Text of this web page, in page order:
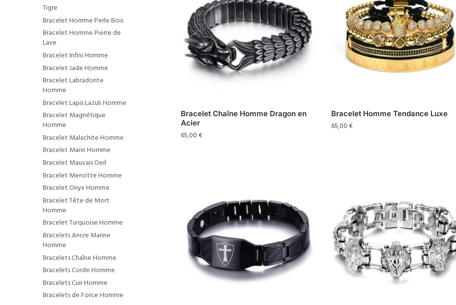
Bracelet Chaîne Homme Dragon en
Acier
65,00€
Bracelet Homme Tendance Luxe
65,00€
Tigre
Bracelet Homme Perle Bois
Bracelet Homme Pierre de
Lave
Bracelet Infini Homme
Bracelet Jade Homme
Bracelet Labradorite
Homme
Bracelet Lapis Lazuli Homme
Bracelet Magnétique
Homme
Bracelet Malachite Homme
Bracelet Marin Homme
Bracelet Mauvais Oeil
Bracelet Menotte Homme
Bracelet Onyx Homme
Bracelet Tête de Mort
Homme
Bracelet Turquoise Homme
Bracelets Ancre Marine
Homme
Bracelets Chaîne Homme
Bracelets Corde Homme
Bracelets Cuir Homme
Bracelets de Force Homme